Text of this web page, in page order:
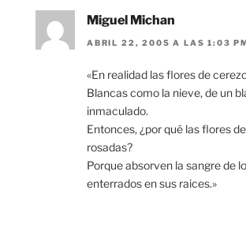
Miguel Michan
ABRIL 22, 2005 A LAS 1:03
«En realidad las flores de
Blancas como la nieve, de un
inmaculado.
Entonces, ¿por qué las flores
rosadas?
Porque absorven la sangre de
enterrados en sus raices.»